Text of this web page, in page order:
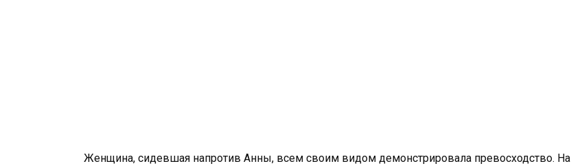
Женщина, сидевшая напротив Анны, всем своим видом демонстрировала превосходство. На